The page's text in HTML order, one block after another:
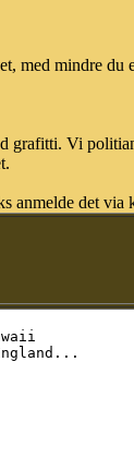
med mindre du
Vi
anmelde det